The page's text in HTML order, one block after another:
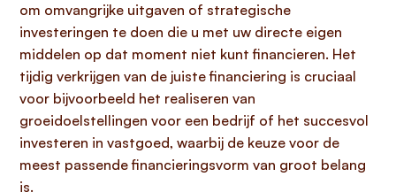
om omvangrijke uitgaven of strategische
investeringen te doen die u met uw directe eigen
middelen op dat moment niet kunt financieren. Het
tijdig verkrijgen van de juiste financiering is cruciaal
voor bijvoorbeeld het realiseren van
groeidoelstellingen voor een bedrijf of het succesvol
investeren in vastgoed, waarbij de keuze voor de
meest passende financieringsvorm van groot belang
is.